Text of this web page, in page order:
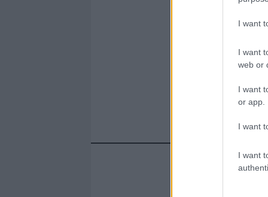
I want
I want
web or
I want
or app.
I want
I want